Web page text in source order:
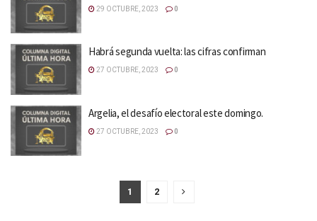
29 OCTUBRE, 2023 0
Habrá segunda vuelta: las cifras confirman
27 OCTUBRE, 2023 0
Argelia, el desafío electoral este domingo.
27 OCTUBRE, 2023 0
1 2